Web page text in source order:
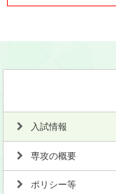
入試情報
専攻の概要
ポリシー等